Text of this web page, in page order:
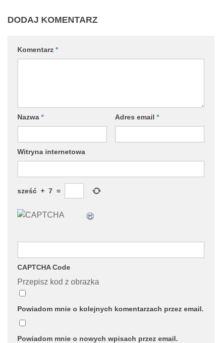
DODAJ KOMENTARZ
Komentarz *
Nazwa * Adres email *
Witryna internetowa
sześć + 7 =
CAPTCHA Code
Przepisz kod z obrazka
Powiadom mnie o kolejnych komentarzach przez email.
Powiadom mnie o nowych wpisach przez email.